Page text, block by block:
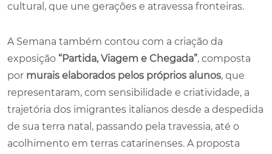
cultural, que une gerações e atravessa fronteiras.
A Semana também contou com a criação da
exposição “Partida, Viagem e Chegada”, composta
por murais elaborados pelos próprios alunos, que
representaram, com sensibilidade e criatividade, a
trajetória dos imigrantes italianos desde a despedida
de sua terra natal, passando pela travessia, até o
acolhimento em terras catarinenses. A proposta